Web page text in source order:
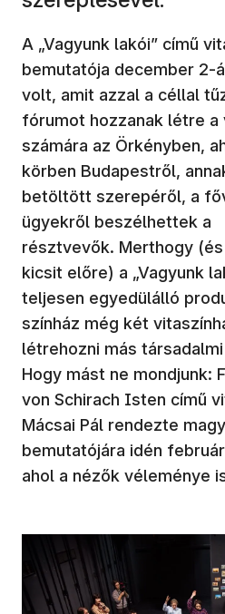
A „Vagyunk lakói” című
bemutatója december 2-
volt, amit azzal a céllal
fórumot hozzanak létre a
számára az Örkényben,
körben Budapestről,
betöltött szerepéről, a
ügyekről beszélhettek a
résztvevők. Merthogy
kicsit előre) a „Vagyunk
teljesen egyedülálló
színház még két
létrehozni más
Hogy mást ne mondjunk:
von Schirach Isten című
Mácsai Pál rendezte
bemutatójára idén
ahol a nézők véleménye